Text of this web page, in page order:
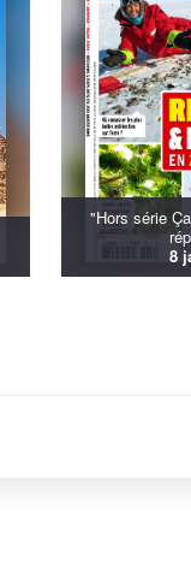
"Hors série
8